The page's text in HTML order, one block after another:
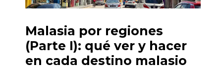
Malasia por regiones
(Parte I): qué ver y hacer
en cada destino malasio